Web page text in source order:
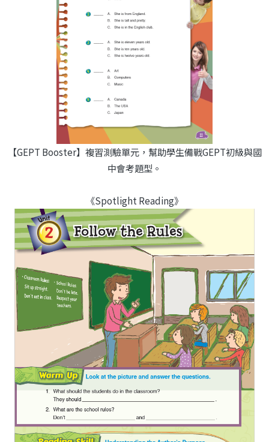
【GEPT Booster】複習測驗單元，幫助學生備戰GEPT初級與國
中會考題型。
《Spotlight Reading》